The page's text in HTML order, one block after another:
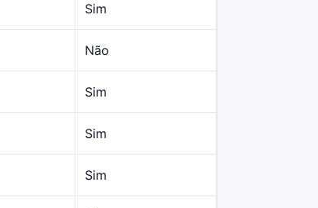
Sim
Não
Sim
Sim
Sim